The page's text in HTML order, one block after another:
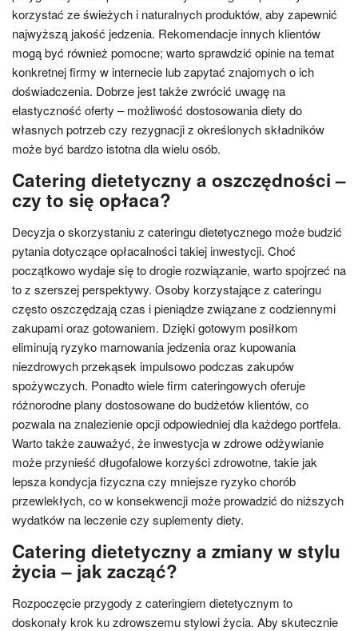
korzystać ze świeżych i naturalnych produktów, aby zapewnić
najwyższą jakość jedzenia. Rekomendacje innych klientów
mogą być również pomocne; warto sprawdzić opinie na temat
konkretnej firmy w internecie lub zapytać znajomych o ich
doświadczenia. Dobrze jest także zwrócić uwagę na
elastyczność oferty – możliwość dostosowania diety do
własnych potrzeb czy rezygnacji z określonych składników
może być bardzo istotna dla wielu osób.
Catering dietetyczny a oszczędności –
czy to się opłaca?
Decyzja o skorzystaniu z cateringu dietetycznego może budzić
pytania dotyczące opłacalności takiej inwestycji. Choć
początkowo wydaje się to drogie rozwiązanie, warto spojrzeć na
to z szerszej perspektywy. Osoby korzystające z cateringu
często oszczędzają czas i pieniądze związane z codziennymi
zakupami oraz gotowaniem. Dzięki gotowym posiłkom
eliminują ryzyko marnowania jedzenia oraz kupowania
niezdrowych przekąsek impulsowo podczas zakupów
spożywczych. Ponadto wiele firm cateringowych oferuje
różnorodne plany dostosowane do budżetów klientów, co
pozwala na znalezienie opcji odpowiedniej dla każdego portfela.
Warto także zauważyć, że inwestycja w zdrowe odżywianie
może przynieść długofalowe korzyści zdrowotne, takie jak
lepsza kondycja fizyczna czy mniejsze ryzyko chorób
przewlekłych, co w konsekwencji może prowadzić do niższych
wydatków na leczenie czy suplementy diety.
Catering dietetyczny a zmiany w stylu
życia – jak zacząć?
Rozpoczęcie przygody z cateringiem dietetycznym to
doskonały krok ku zdrowszemu stylowi życia. Aby skutecznie